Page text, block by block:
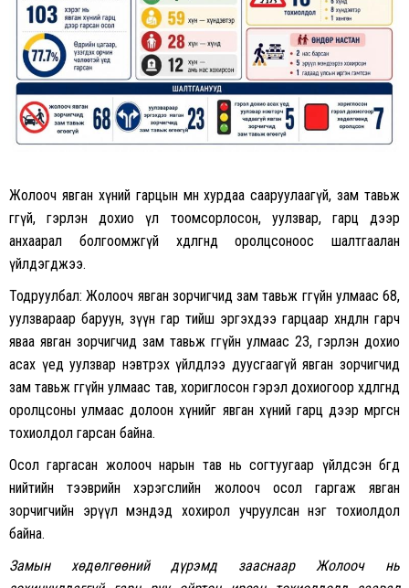
Жолооч явган хүний гарцын өмнө хурдаа сааруулаагүй, зам тавьж
өгөөгүй, гэрлэн дохио үл тоомсорлосон, уулзвар, гарц дээр
анхаарал болгоомжгүй хөдөлгөөнд оролцсоноос шалтгаалан
үйлдэгджээ.
Тодруулбал: Жолооч явган зорчигчид зам тавьж өгөөгүйн улмаас 68,
уулзвараар баруун, зүүн гар тийш эргэхдээ гарцаар хөндлөн гарч
яваа явган зорчигчид зам тавьж өгөөгүйн улмаас 23, гэрлэн дохио
асах үед уулзвар нэвтрэх үйлдлээ дуусгаагүй явган зорчигчид
зам тавьж өгөөгүйн улмаас тав, хориглосон гэрэл дохиогоор хөдөлгөөнд
оролцсоны улмаас долоон хүнийг явган хүний гарц дээр мөргөсөн
тохиолдол гарсан байна.
Осол гаргасан жолооч нарын тав нь согтуугаар үйлдсэн бөгөөд
нийтийн тээврийн хэрэгслийн жолооч осол гаргаж явган
зорчигчийн эрүүл мэндэд хохирол учруулсан нэг тохиолдол
байна.
Замын хөдөлгөөний дүрэмд зааснаар Жолооч нь